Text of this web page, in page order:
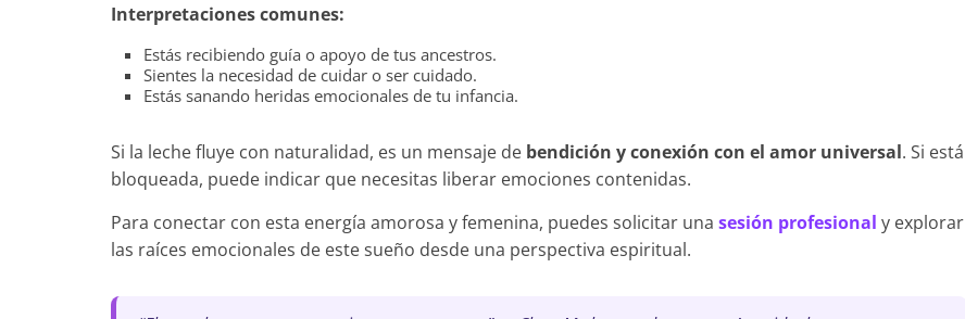
Interpretaciones comunes:
Estás recibiendo guía o apoyo de tus ancestros.
Sientes la necesidad de cuidar o ser cuidado.
Estás sanando heridas emocionales de tu infancia.
Si la leche fluye con naturalidad, es un mensaje de bendición y conexión con el amor universal. Si está
bloqueada, puede indicar que necesitas liberar emociones contenidas.
Para conectar con esta energía amorosa y femenina, puedes solicitar una sesión profesional y explorar
las raíces emocionales de este sueño desde una perspectiva espiritual.